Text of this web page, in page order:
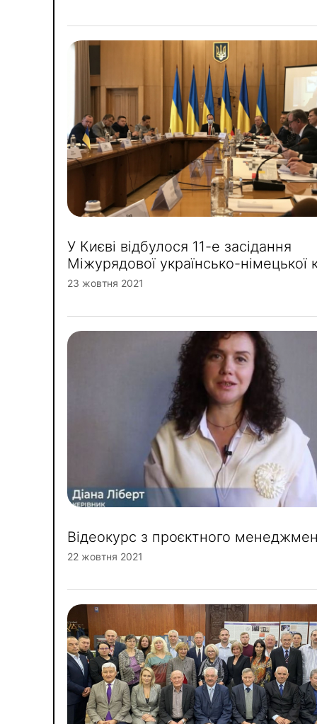
У Києві відбулося 11-е засідання
Міжурядової українсько-німецької
23 жовтня 2021
Відеокурс з проєктного
22 жовтня 2021